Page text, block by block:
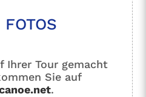
FOTOS
Ihrer Tour gemacht
Sie auf
.